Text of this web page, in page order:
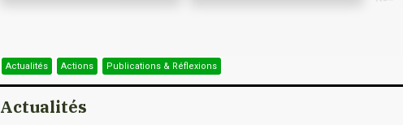
Burkina Faso
Toamasina
Actualités Actions Publications & Réflexions
Actualités